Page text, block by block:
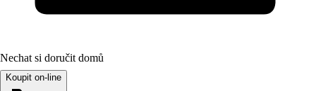
Nechat si doručit domů
Koupit on-line